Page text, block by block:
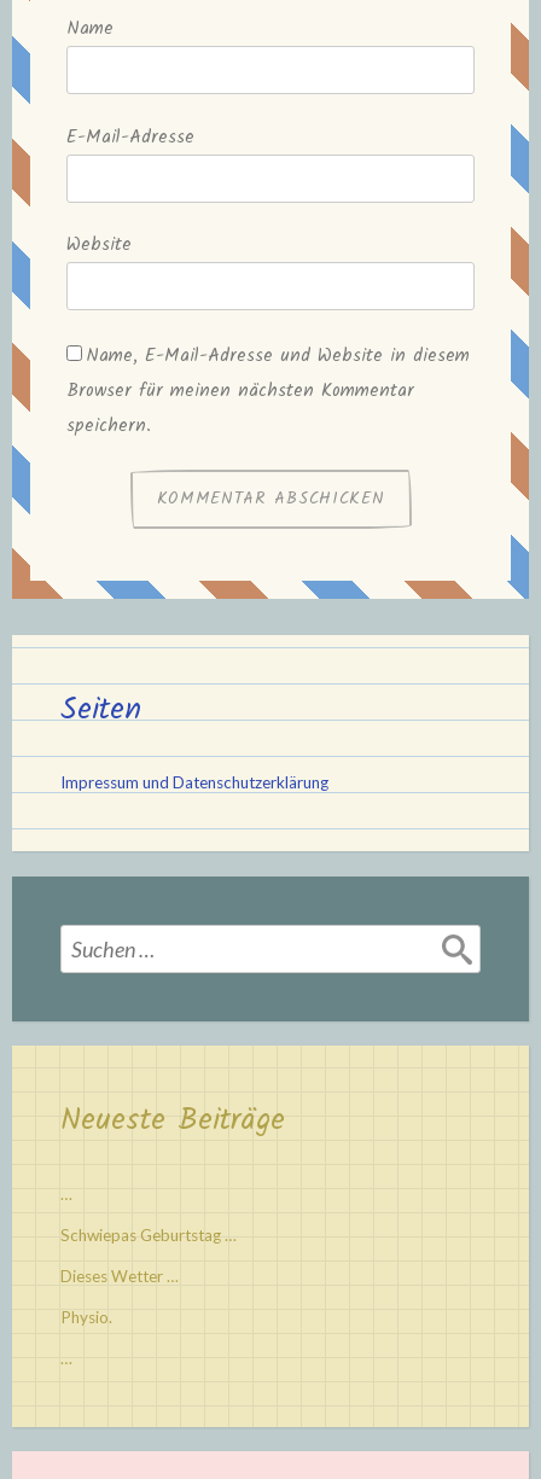
Name
E-Mail-Adresse
Website
Name, E-Mail-Adresse und Website in diesem
Browser für meinen nächsten Kommentar
speichern.
Seiten
Impressum und Datenschutzerklärung
Suchen
nach:
Neueste Beiträge
…
Schwiepas Geburtstag …
Dieses Wetter …
Physio.
…